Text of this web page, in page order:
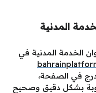
المدنية
الخدمة المدنية في
في الصفحة،
بشكل دقيق وصحيح